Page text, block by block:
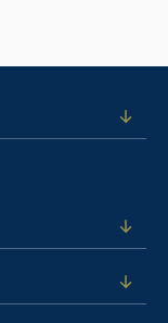
Open
Open
voor
Open